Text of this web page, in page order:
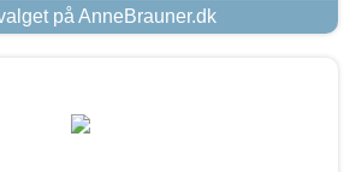
på AnneBrauner.dk